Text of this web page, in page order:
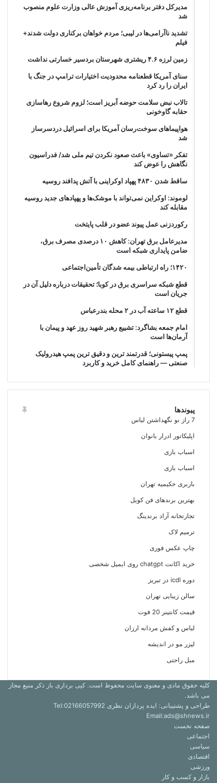
مدیرکل دفتر برنامه‌ریزی آموزش عالی وزارت علوم منصوب
شد
تشدید ناآرامی‌ها در لیبی؛ مردم خواهان برکناری دولت شدند+
فیلم
زمین لرزه ۴.۶ ریشتری شهرستان بردسیر خسارتی نداشت
سنای آمریکا قطعنامه محدودیت اختیارات ترامپ در جنگ با
ایران را رد کرد
تالاب نبض سلامت حوضه آبریز است؛ لزوم شروع رهاسازی
حقابه گاوخونی
هواپیماهای سوخت‌رسان آمریکا برای اسرائیل دردسرساز
شد
تفکر «تساوی» باعث صعود نکردن تیم ملی شد/ فدراسیون
نگاهش را عوض کند
ساقط شدن ۴۸۳۰ پهپاد اوکراینی با آتش پدافند روسیه
لوموند: اوکراین نمی‌تواند با موشک‌ها و پهپادهای جدید روسیه
مقابله کند
رکوردزنی عمل پیوند عضو در قلب پایتخت
مدیرعامل برق تهران: کاهش ۱۰ درصدی مصرف برق،
ضامن پایداری شبکه است
۱۴۲۰؛ راه ارتباطی بیمه شدگان تأمین‌اجتماعی
قطع شبکه سراسری برق در کوبا؛ تحقیقات درباره دلیل آن در
جریان است
قطع ۱۲ ساعته آب در ۲ محله بندرعباس
امام جمعه بشاگرد: تشییع رهبر شهید روز عهد و پیمان با
آرمان‌ها است
پمپ پیستونی؛ قدرتمند ترین و دقیق‌ ترین پمپ هیدرولیک
صنعتی — راهنمای کامل خرید و کاربرد
پیوندها
7 راز نو نگهداشتن لباس
اپلیکاتور ادرار بانوان
اسباب بازی
اسباب بازی
باربری حکیمیه تهران
بهترین برندهای فن کویل
تجارتخانه آراد برندینگ
ترمیم لاک
چاپ عکس فوری
خرید اکانت chatgpt روی ایمیل شخصی
دوره icdl در تبریز
سالن زیبایی تهران
قیمت کانتینر 20 فوت
لباس و کفش مردانه ارزان
لیزر مو در اندیشه
مبل راحتی
کلیه حقوق مادی و معنوی سایت محفوظ است. کپی برداری باز ذکر منبع مجاز
می باشد.
طراحی و پشتیبانی: ایده پردازان نظری Tel:02166057992
Email:ads@shnews.ir
صفحه نخست
اجتماعی
سیاسی
اقتصادی
ورزشی
بازار و کسب و کار